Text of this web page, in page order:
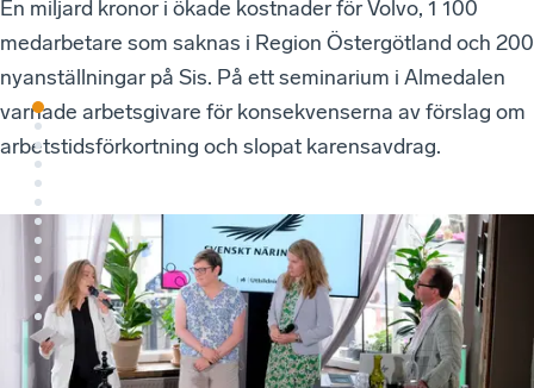
En miljard kronor i ökade kostnader för Volvo, 1 100
medarbetare som saknas i Region Östergötland och 200
nyanställningar på Sis. På ett seminarium i Almedalen
varnade arbetsgivare för konsekvenserna av förslag om
arbetstidsförkortning och slopat karensavdrag.
r